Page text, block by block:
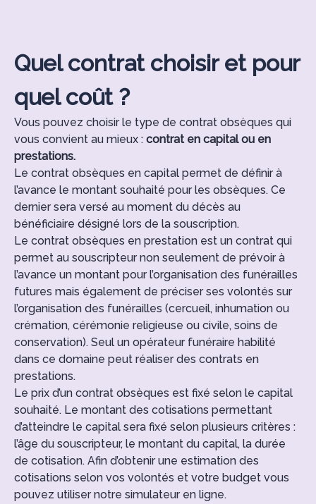
Quel contrat choisir et pour
quel coût ?
Vous pouvez choisir le type de contrat obsèques qui
vous convient au mieux : contrat en capital ou en
prestations.
Le contrat obsèques en capital permet de définir à
l’avance le montant souhaité pour les obsèques. Ce
dernier sera versé au moment du décès au
bénéficiaire désigné lors de la souscription.
Le contrat obsèques en prestation est un contrat qui
permet au souscripteur non seulement de prévoir à
l’avance un montant pour l’organisation des funérailles
futures mais également de préciser ses volontés sur
l’organisation des funérailles (cercueil, inhumation ou
crémation, cérémonie religieuse ou civile, soins de
conservation). Seul un opérateur funéraire habilité
dans ce domaine peut réaliser des contrats en
prestations.
Le prix d’un contrat obsèques est fixé selon le capital
souhaité. Le montant des cotisations permettant
d’atteindre le capital sera fixé selon plusieurs critères :
l’âge du souscripteur, le montant du capital, la durée
de cotisation. Afin d’obtenir une estimation des
cotisations selon vos volontés et votre budget vous
pouvez utiliser notre simulateur en ligne.